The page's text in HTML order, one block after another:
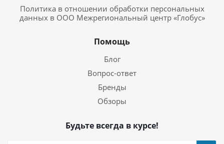
Политика в отношении обработки персональных
данных в ООО Межрегиональный центр «Глобус»
Помощь
Блог
Вопрос-ответ
Бренды
Обзоры
Будьте всегда в курсе!